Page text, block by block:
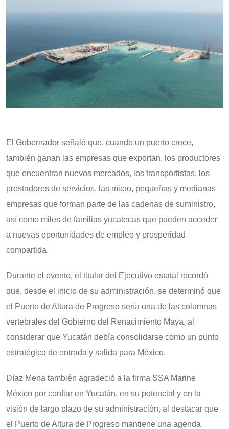
El Gobernador señaló que, cuando un puerto crece,
también ganan las empresas que exportan, los productores
que encuentran nuevos mercados, los transportistas, los
prestadores de servicios, las micro, pequeñas y medianas
empresas que forman parte de las cadenas de suministro,
así como miles de familias yucatecas que pueden acceder
a nuevas oportunidades de empleo y prosperidad
compartida.
Durante el evento, el titular del Ejecutivo estatal recordó
que, desde el inicio de su administración, se determinó que
el Puerto de Altura de Progreso sería una de las columnas
vertebrales del Gobierno del Renacimiento Maya, al
considerar que Yucatán debía consolidarse como un punto
estratégico de entrada y salida para México.
Díaz Mena también agradeció a la firma SSA Marine
México por confiar en Yucatán, en su potencial y en la
visión de largo plazo de su administración, al destacar que
el Puerto de Altura de Progreso mantiene una agenda